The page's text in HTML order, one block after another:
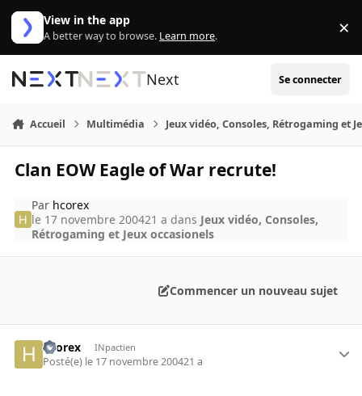
Aller au contenu
View in the app
A better way to browse. Learn more. ×
Next Se connecter
Accueil Multimédia Jeux vidéo, Consoles, Rétrogaming et
Clan EOW Eagle of War recrute!
Par hcorex
le 17 novembre 200421 a dans Jeux vidéo, Consoles,
Rétrogaming et Jeux occasionels
Commencer un nouveau sujet
hcorex INpactien
Posté(e) le 17 novembre 200421 a